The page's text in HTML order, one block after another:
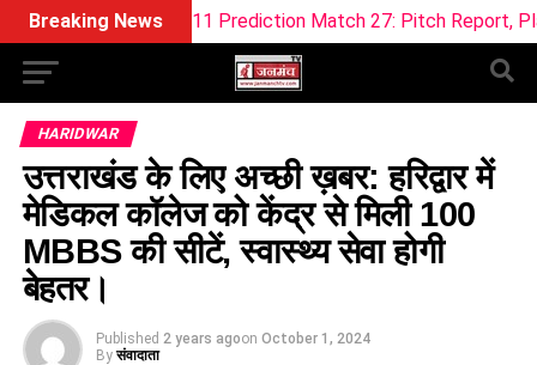
Breaking News
Prediction Match 27: Pitch Report, Playing XI &
HARIDWAR
उत्तराखंड के लिए अच्छी ख़बर: हरिद्वार में
मेडिकल कॉलेज को केंद्र से मिली 100
MBBS की सीटें, स्वास्थ्य सेवा होगी
बेहतर।
Published 2 years agoon October 1, 2024
By संवादाता